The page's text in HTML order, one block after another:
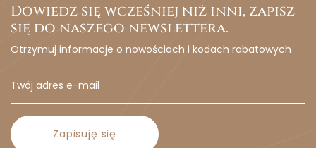
Dowiedz się wcześniej niż inni, zapisz
się do naszego newslettera.
Otrzymuj informacje o nowościach i kodach rabatowych
Zapisuję się